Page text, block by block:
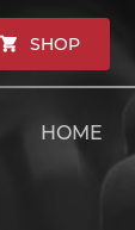
SHOP
HOME